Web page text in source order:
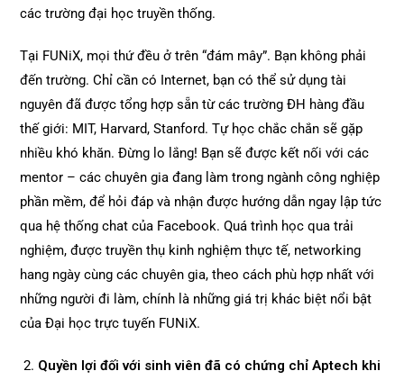
các trường đại học truyền thống.
Tại FUNiX, mọi thứ đều ở trên “đám mây”. Bạn không phải
đến trường. Chỉ cần có Internet, bạn có thể sử dụng tài
nguyên đã được tổng hợp sẵn từ các trường ĐH hàng đầu
thế giới: MIT, Harvard, Stanford. Tự học chắc chắn sẽ gặp
nhiều khó khăn. Đừng lo lắng! Bạn sẽ được kết nối với các
mentor – các chuyên gia đang làm trong ngành công nghiệp
phần mềm, để hỏi đáp và nhận được hướng dẫn ngay lập tức
qua hệ thống chat của Facebook. Quá trình học qua trải
nghiệm, được truyền thụ kinh nghiệm thực tế, networking
hang ngày cùng các chuyên gia, theo cách phù hợp nhất với
những người đi làm, chính là những giá trị khác biệt nổi bật
của Đại học trực tuyến FUNiX.
Quyền lợi đối với sinh viên đã có chứng chỉ Aptech khi